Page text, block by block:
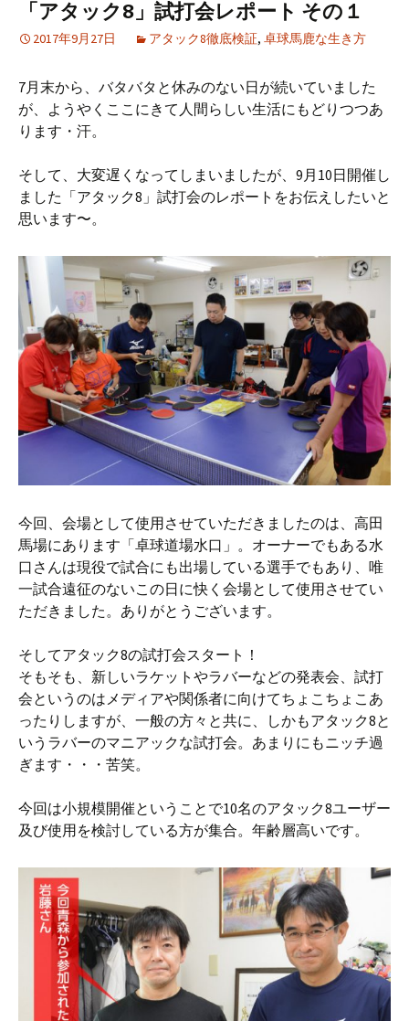
「アタック8」試打会レポート その１
2017年9月27日 アタック8徹底検証, 卓球馬鹿な生き方
7月末から、バタバタと休みのない日が続いていました
が、ようやくここにきて人間らしい生活にもどりつつあ
ります・汗。
そして、大変遅くなってしまいましたが、9月10日開催し
ました「アタック8」試打会のレポートをお伝えしたいと
思います〜。
今回、会場として使用させていただきましたのは、高田
馬場にあります「卓球道場水口」。オーナーでもある水
口さんは現役で試合にも出場している選手でもあり、唯
一試合遠征のないこの日に快く会場として使用させてい
ただきました。ありがとうございます。
そしてアタック8の試打会スタート！
そもそも、新しいラケットやラバーなどの発表会、試打
会というのはメディアや関係者に向けてちょこちょこあ
ったりしますが、一般の方々と共に、しかもアタック8と
いうラバーのマニアックな試打会。あまりにもニッチ過
ぎます・・・苦笑。
今回は小規模開催ということで10名のアタック8ユーザー
及び使用を検討している方が集合。年齢層高いです。